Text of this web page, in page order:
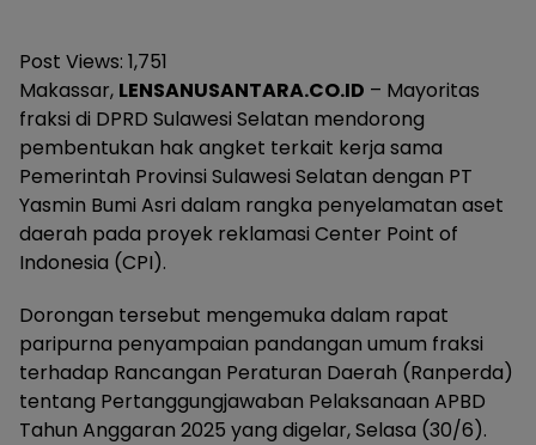
Post Views: 1,751
Makassar, LENSANUSANTARA.CO.ID – Mayoritas
fraksi di DPRD Sulawesi Selatan mendorong
pembentukan hak angket terkait kerja sama
Pemerintah Provinsi Sulawesi Selatan dengan PT
Yasmin Bumi Asri dalam rangka penyelamatan aset
daerah pada proyek reklamasi Center Point of
Indonesia (CPI).
Dorongan tersebut mengemuka dalam rapat
paripurna penyampaian pandangan umum fraksi
terhadap Rancangan Peraturan Daerah (Ranperda)
tentang Pertanggungjawaban Pelaksanaan APBD
Tahun Anggaran 2025 yang digelar, Selasa (30/6).